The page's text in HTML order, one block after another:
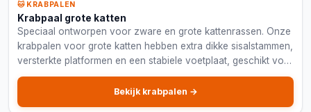
🐱 KRABPALEN
Krabpaal grote katten
Speciaal ontworpen voor zware en grote kattenrassen. Onze
krabpalen voor grote katten hebben extra dikke sisalstammen,
versterkte platformen en een stabiele voetplaat, geschikt voor
katten tot 15 kg.
Bekijk krabpalen →